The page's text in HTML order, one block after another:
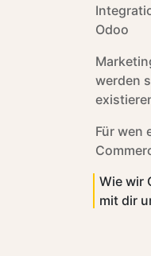
Odoo
werden
Für wen
Wie wir
mit dir